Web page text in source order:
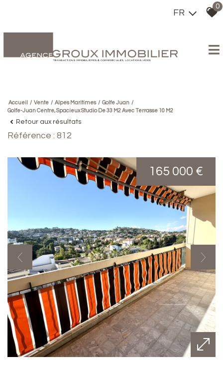
FR
0
Accueil Vente Alpes Maritimes
Golfe Juan
Golfe-Juan Centre, Spacieux Studio De 33 M2 Avec Terrasse 10 M2
Retour aux résultats
Référence : 812
165 000 €